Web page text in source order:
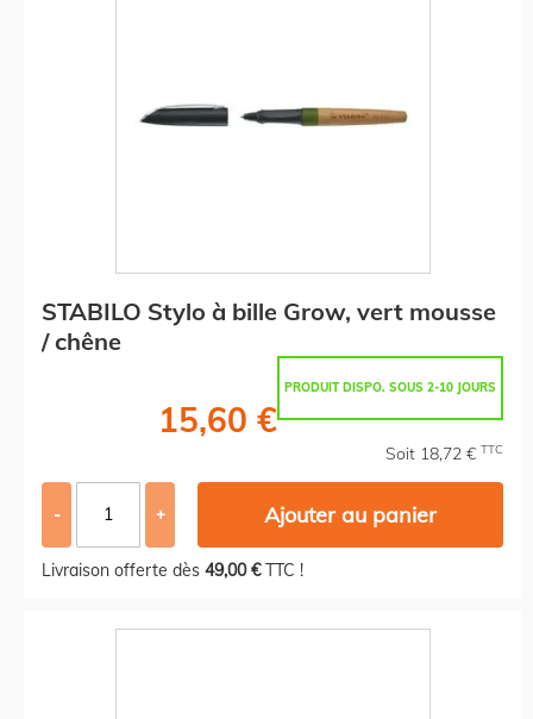
STABILO Stylo à bille Grow, vert mousse
/ chêne
PRODUIT DISPO. SOUS 2-10 JOURS
15,60 €
Soit 18,72 € TTC
- + Ajouter au panier
Livraison offerte dès 49,00 €TTC !